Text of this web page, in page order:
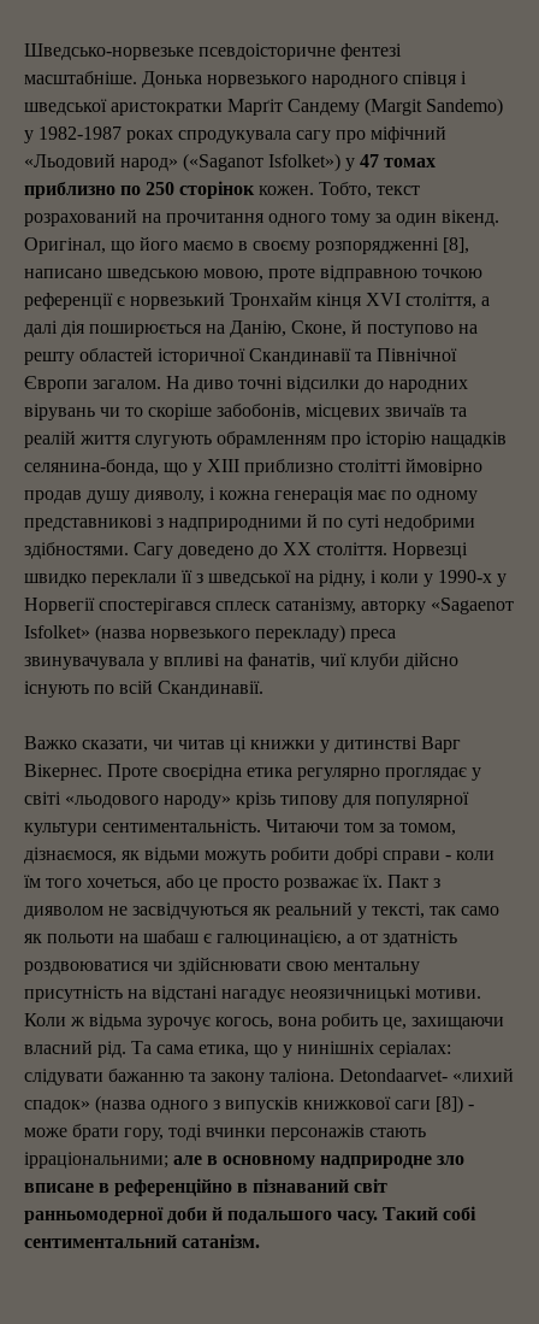
Шведсько-норвезьке псевдоісторичне фентезі
масштабніше. Донька норвезького народного співця і
шведської аристократки Марґіт Сандему (Margit Sandemo)
у 1982-1987 роках спродукувала сагу про міфічний
«Льодовий народ» («Saganот Isfolket») у 47 томах
приблизно по 250 сторінок кожен. Тобто, текст
розрахований на прочитання одного тому за один вікенд.
Оригінал, що його маємо в своєму розпорядженні [8],
написано шведською мовою, проте відправною точкою
референції є норвезький Тронхайм кінця XVI століття, а
далі дія поширюється на Данію, Сконе, й поступово на
решту областей історичної Скандинавії та Північної
Європи загалом. На диво точні відсилки до народних
вірувань чи то скоріше забобонів, місцевих звичаїв та
реалій життя слугують обрамленням про історію нащадків
селянина-бонда, що у XIII приблизно столітті ймовірно
продав душу дияволу, і кожна генерація має по одному
представникові з надприродними й по суті недобрими
здібностями. Сагу доведено до XX століття. Норвезці
швидко переклали її з шведської на рідну, і коли у 1990-х у
Норвегії спостерігався сплеск сатанізму, авторку «Sagaenот
Isfolket» (назва норвезького перекладу) преса
звинувачувала у впливі на фанатів, чиї клуби дійсно
існують по всій Скандинавії.
Важко сказати, чи читав ці книжки у дитинстві Варг
Вікернес. Проте своєрідна етика регулярно проглядає у
світі «льодового народу» крізь типову для популярної
культури сентиментальність. Читаючи том за томом,
дізнаємося, як відьми можуть робити добрі справи - коли
їм того хочеться, або це просто розважає їх. Пакт з
дияволом не засвідчуються як реальний у тексті, так само
як польоти на шабаш є галюцинацією, а от здатність
роздвоюватися чи здійснювати свою ментальну
присутність на відстані нагадує неоязичницькі мотиви.
Коли ж відьма зурочує когось, вона робить це, захищаючи
власний рід. Та сама етика, що у нинішніх серіалах:
слідувати бажанню та закону таліона. Detondaarvet- «лихий
спадок» (назва одного з випусків книжкової саги [8]) -
може брати гору, тоді вчинки персонажів стають
ірраціональними; але в основному надприродне зло
вписане в референційно в пізнаваний світ
ранньомодерної доби й подальшого часу. Такий собі
сентиментальний сатанізм.